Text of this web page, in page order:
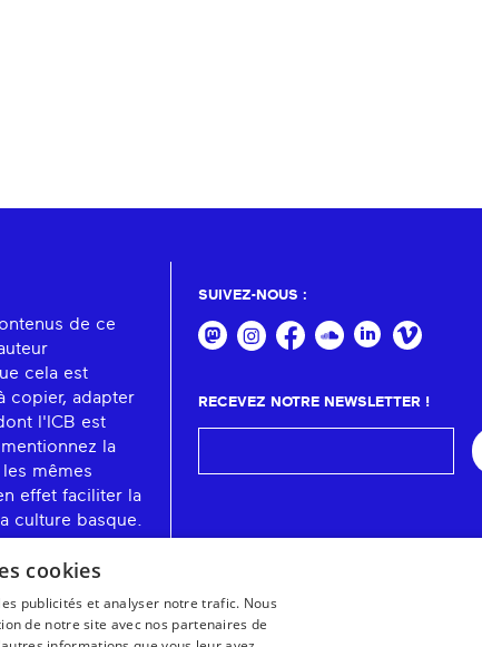
de ce
cela est
copier, adapter
l'ICB est
la
mêmes
effet faciliter la
culture basque.
SUIVEZ-NOUS :
RECEVEZ NOTRE NEWSLETTER !
cookies
publicités et analyser notre trafic. Nous
de notre site avec nos partenaires de